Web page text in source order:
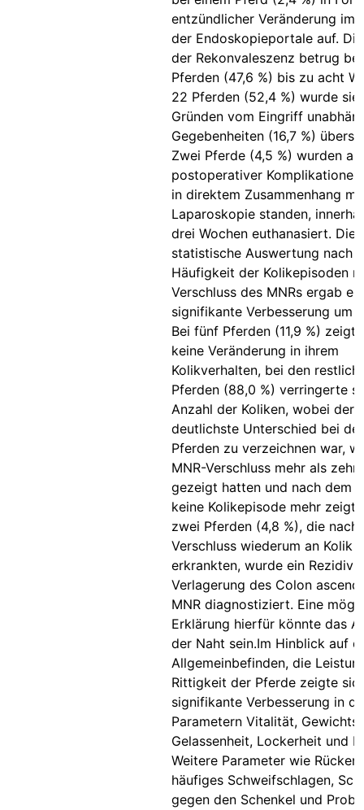
entzündlicher Veränderung im
der Endoskopieportale auf.
der Rekonvaleszenz betrug
Pferden (47,6 %) bis zu acht
22 Pferden (52,4 %) wurde sie
Gründen vom Eingriff
Gegebenheiten (16,7 %)
Zwei Pferde (4,5 %) wurden
postoperativer
in direktem Zusammenhang
Laparoskopie standen,
drei Wochen euthanasiert. Die
statistische Auswertung nach
Häufigkeit der Kolikepisoden
Verschluss des MNRs ergab
signifikante Verbesserung um
Bei fünf Pferden (11,9 %)
keine Veränderung in ihrem
Kolikverhalten, bei den
Pferden (88,0 %) verringerte
Anzahl der Koliken, wobei der
deutlichste Unterschied bei
Pferden zu verzeichnen war,
MNR-Verschluss mehr als zehn
gezeigt hatten und nach dem
keine Kolikepisode mehr
zwei Pferden (4,8 %), die nach
Verschluss wiederum an Kolik
erkrankten, wurde ein Rezidiv
Verlagerung des Colon
MNR diagnostiziert. Eine
Erklärung hierfür könnte das
der Naht sein.Im Hinblick auf
Allgemeinbefinden, die
Rittigkeit der Pferde zeigte
signifikante Verbesserung in
Parametern Vitalität,
Gelassenheit, Lockerheit und
Weitere Parameter wie
häufiges Schweifschlagen,
gegen den Schenkel und